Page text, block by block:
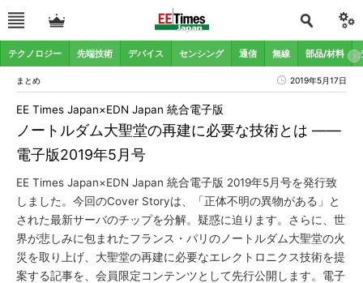
テクノロジー 先端技術 デバイス センシング 通信 無線 部品/材料
まとめ 2019年5月17日
ノートルダム大聖堂の再建に必要な技術とは ――
電子版2019年5月号
EE Times Japan×EDN Japan 統合電子版
EE Times Japan×EDN Japan 統合電子版 2019年5月号を発行致
しました。今回のCover Storyは、「正体不明の異物がある」と
された最新サーバのチップを分解。疑惑に迫ります。さらに、世
界が悲しみに包まれたフランス・パリのノートルダム大聖堂の火
災を取り上げ、大聖堂の再建に必要なエレクトロニクス技術を提
案する記事を、会員限定コンテンツとして先行公開します。電子